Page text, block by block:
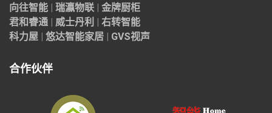
向往智能
瑞瀛物联
金牌厨柜
君和睿通
威士丹利
右转智能
科力屋
悠达智能家居 GVS视声
合作伙伴